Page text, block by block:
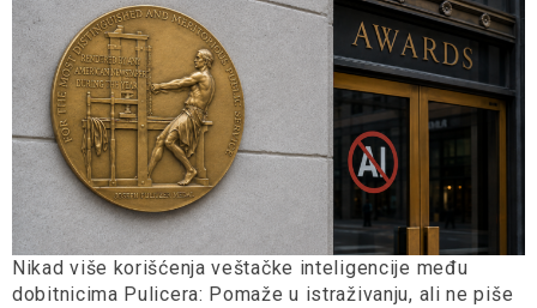
Nikad više korišćenja veštačke inteligencije među
dobitnicima Pulicera: Pomaže u istraživanju, ali ne piše